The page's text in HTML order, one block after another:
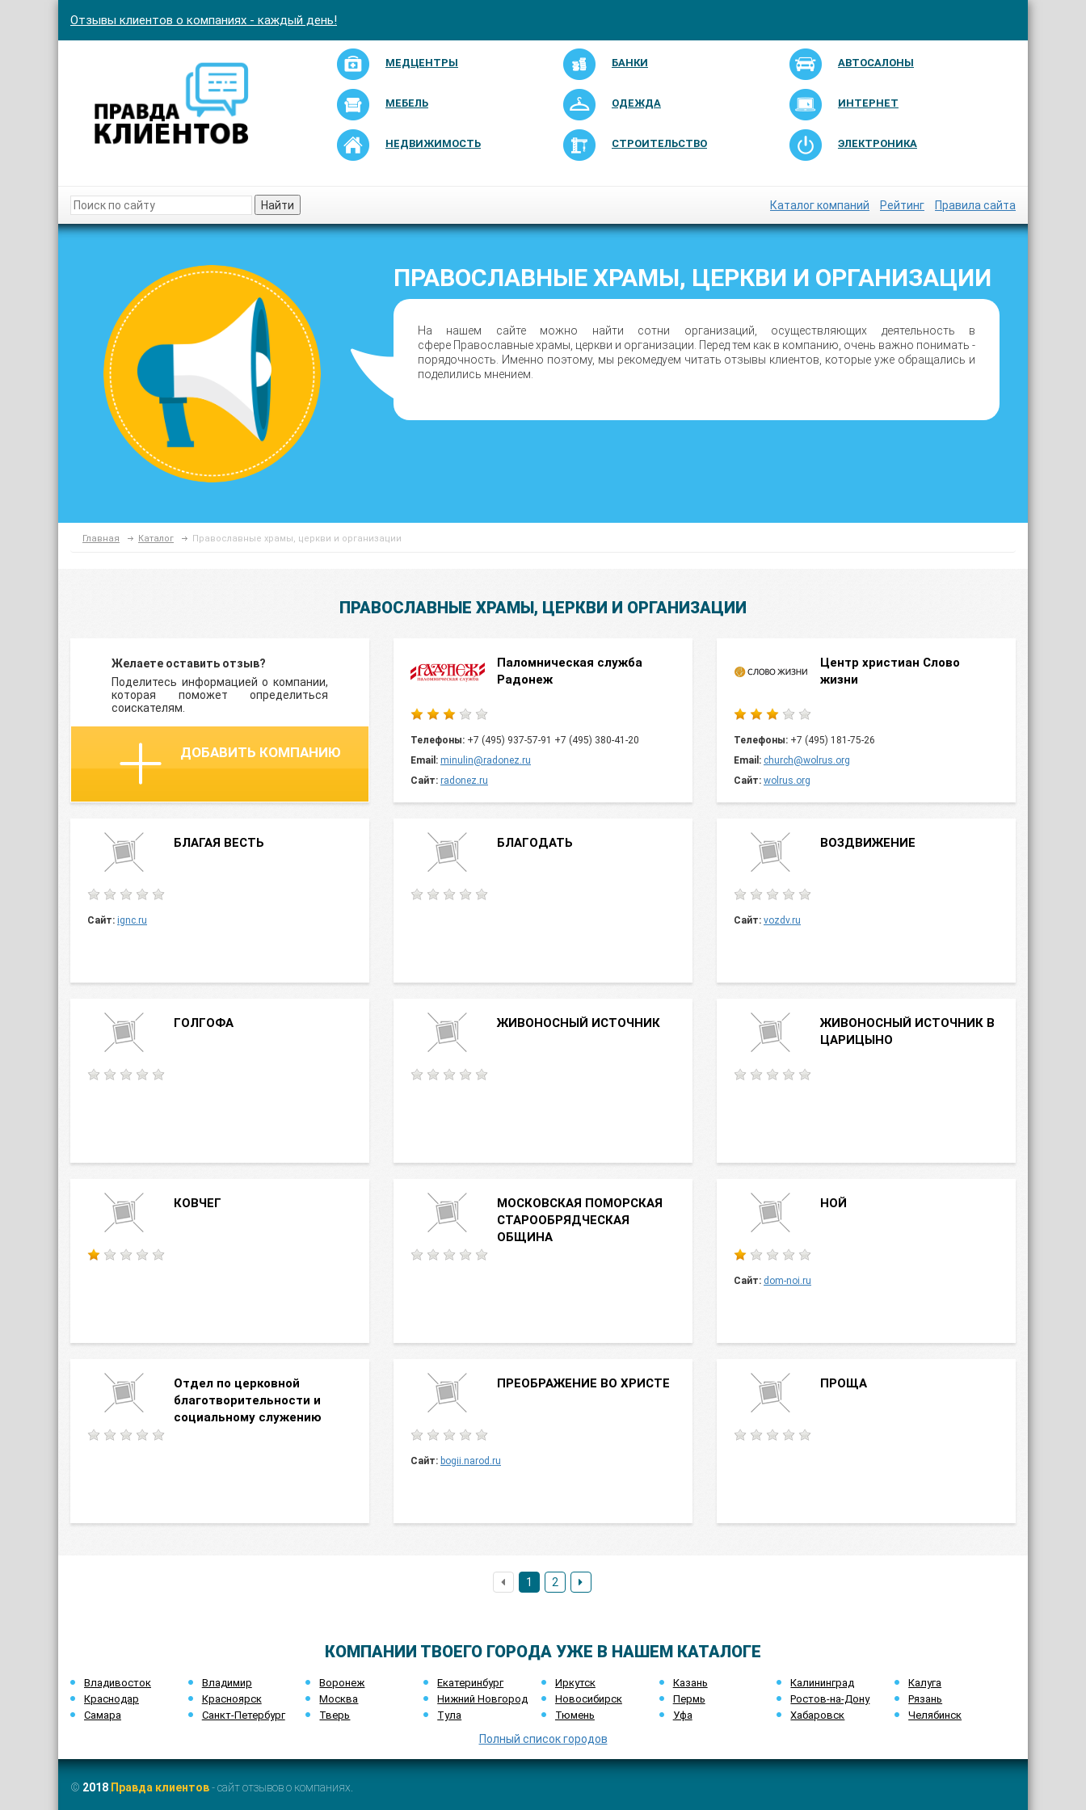
Отзывы клиентов о компаниях - каждый день!
МЕДЦЕНТРЫ БАНКИ АВТОСАЛОНЫ
МЕБЕЛЬ ОДЕЖДА ИНТЕРНЕТ
НЕДВИЖИМОСТЬ СТРОИТЕЛЬСТВО ЭЛЕКТРОНИКА
Найти Каталог компаний Рейтинг Правила сайта
ПРАВОСЛАВНЫЕ ХРАМЫ, ЦЕРКВИ И ОРГАНИЗАЦИИ
На нашем сайте можно найти сотни организаций, осуществляющих деятельность в
сфере Православные храмы, церкви и организации. Перед тем как в компанию, очень важно понимать -
порядочность. Именно поэтому, мы рекомедуем читать отзывы клиентов, которые уже обращались и
поделились мнением.
Главная Каталог Православные храмы, церкви и организации
ПРАВОСЛАВНЫЕ ХРАМЫ, ЦЕРКВИ И ОРГАНИЗАЦИИ
Желаете оставить отзыв?
Поделитесь информацией о компании,
которая поможет определиться
соискателям.
ДОБАВИТЬ КОМПАНИЮ
Паломническая служба
Радонеж
Телефоны: +7 (495) 937-57-91 +7 (495) 380-41-20
Email: minulin@radonez.ru
Сайт: radonez.ru
Центр христиан Слово
жизни
Телефоны: +7 (495) 181-75-26
Email: church@wolrus.org
Сайт: wolrus.org
БЛАГАЯ ВЕСТЬ
Сайт: ignc.ru
БЛАГОДАТЬ ВОЗДВИЖЕНИЕ
Сайт: vozdv.ru
ГОЛГОФА ЖИВОНОСНЫЙ ИСТОЧНИК
ЖИВОНОСНЫЙ ИСТОЧНИК В
ЦАРИЦЫНО
КОВЧЕГ
МОСКОВСКАЯ ПОМОРСКАЯ
СТАРООБРЯДЧЕСКАЯ
ОБЩИНА
НОЙ
Сайт: dom-noi.ru
Отдел по церковной
благотворительности и
социальному служению
ПРЕОБРАЖЕНИЕ ВО ХРИСТЕ
Сайт: bogii.narod.ru
ПРОЩА
1 2
КОМПАНИИ ТВОЕГО ГОРОДА УЖЕ В НАШЕМ КАТАЛОГЕ
Владивосток Владимир Воронеж Екатеринбург Иркутск Казань Калининград
Калуга
Краснодар
Красноярск Москва Нижний Новгород Новосибирск Пермь Ростов-на-Дону
Рязань
Самара
Санкт-Петербург Тверь Тула Тюмень Уфа Хабаровск Челябинск
Полный список городов
© 2018 Правда клиентов- сайт отзывов о компаниях.